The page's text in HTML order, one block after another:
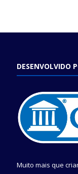
DESENVOLVIDO
Muito mais que